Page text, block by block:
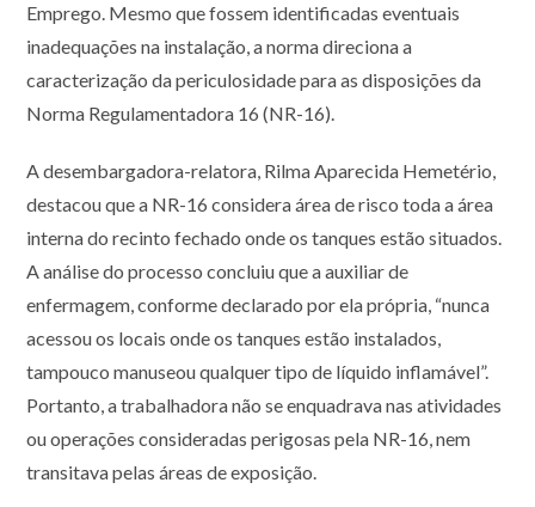
Emprego. Mesmo que fossem identificadas eventuais
inadequações na instalação, a norma direciona a
caracterização da periculosidade para as disposições da
Norma Regulamentadora 16 (NR-16).
A desembargadora-relatora, Rilma Aparecida Hemetério,
destacou que a NR-16 considera área de risco toda a área
interna do recinto fechado onde os tanques estão situados.
A análise do processo concluiu que a auxiliar de
enfermagem, conforme declarado por ela própria, “nunca
acessou os locais onde os tanques estão instalados,
tampouco manuseou qualquer tipo de líquido inflamável”.
Portanto, a trabalhadora não se enquadrava nas atividades
ou operações consideradas perigosas pela NR-16, nem
transitava pelas áreas de exposição.